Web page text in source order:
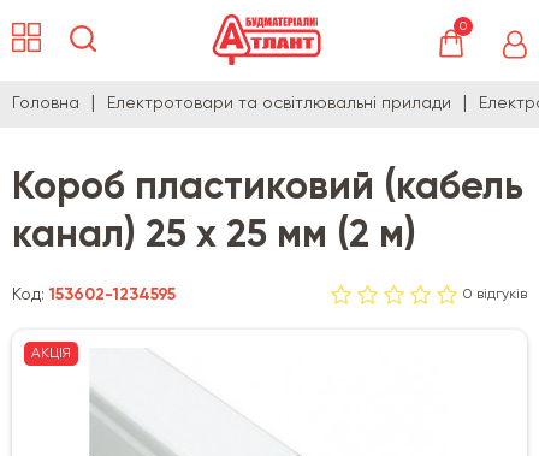
0
Головна Електротовари та освітлювальні прилади
Короб пластиковий (кабель
канал) 25 х 25 мм (2 м)
Код:153602-1234595 0 відгуків
АКЦІЯ